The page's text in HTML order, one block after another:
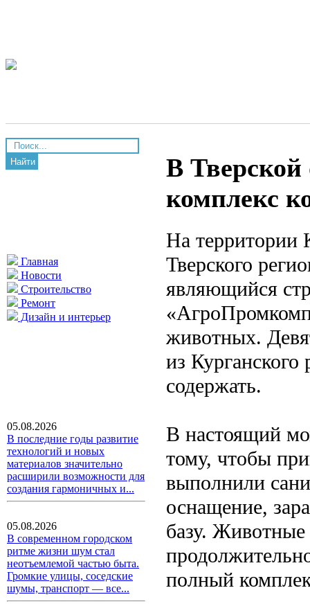
Найти
Главная
Новости
Строительство
Ремонт
Дизайн и интерьер
05.08.2026
В последние годы развитие
технологий и новых
материалов значительно
расширили возможности для
создания гармоничных и...
05.08.2026
В современном городском
ритме жизни шум стал
неотъемлемой частью быта.
Громкие улицы, соседские
шумы, транспорт — все...
В Тверской
комплекс
На территории
Тверского
являющийся
животных.
из Курганского
содержать.
В настоящий
тому, чтобы
выполнили
оснащение,
базу.
полный